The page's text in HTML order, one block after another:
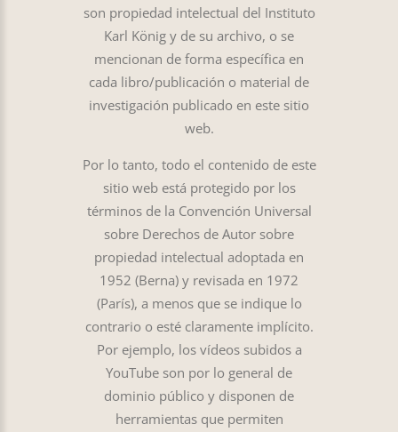
son propiedad intelectual del Instituto
Karl König y de su archivo, o se
mencionan de forma específica en
cada libro/publicación o material de
investigación publicado en este sitio
web.
Por lo tanto, todo el contenido de este
sitio web está protegido por los
términos de la Convención Universal
sobre Derechos de Autor sobre
propiedad intelectual adoptada en
1952 (Berna) y revisada en 1972
(París), a menos que se indique lo
contrario o esté claramente implícito.
Por ejemplo, los vídeos subidos a
YouTube son por lo general de
dominio público y disponen de
herramientas que permiten